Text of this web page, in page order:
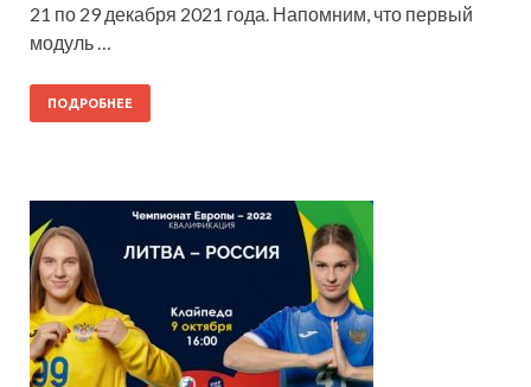
21 по 29 декабря 2021 года. Напомним, что первый
модуль …
ПОДРОБНЕЕ